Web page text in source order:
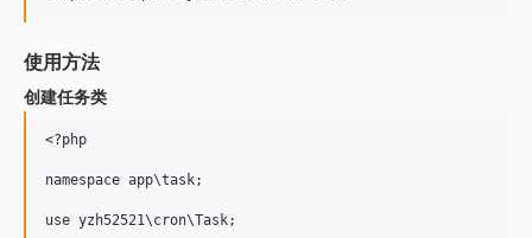
使用方法
创建任务类
<?php
namespace app\task;
use yzh52521\cron\Task;